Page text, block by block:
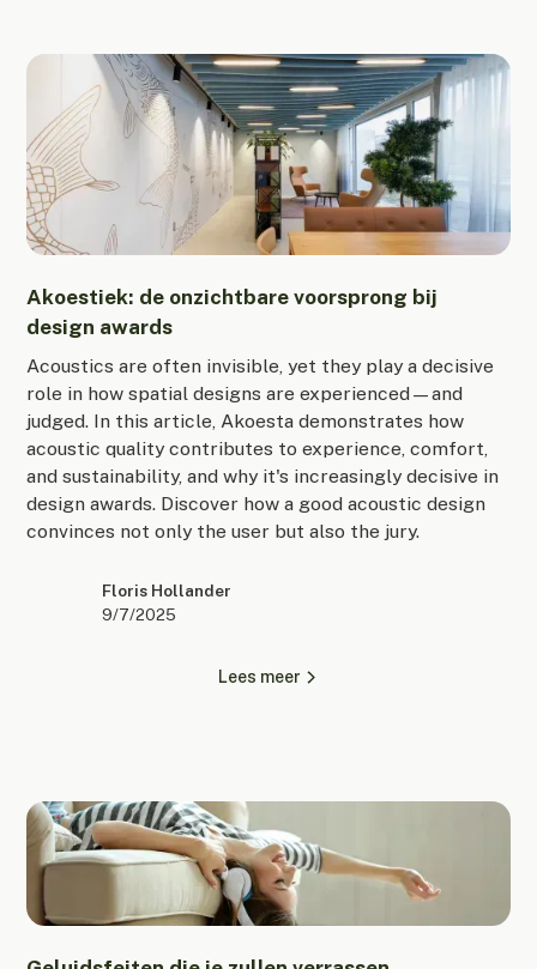
Akoestiek: de onzichtbare voorsprong bij
design awards
Acoustics are often invisible, yet they play a decisive
role in how spatial designs are experienced—and
judged. In this article, Akoesta demonstrates how
acoustic quality contributes to experience, comfort,
and sustainability, and why it's increasingly decisive in
design awards. Discover how a good acoustic design
convinces not only the user but also the jury.
Floris Hollander
9/7/2025
Lees meer